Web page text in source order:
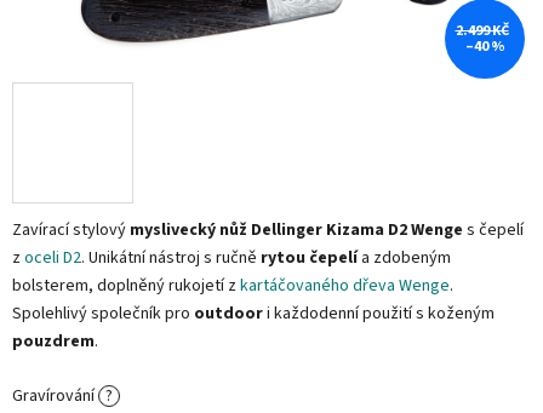
Zavírací stylový myslivecký nůž Dellinger Kizama D2 Wenge s čepelí
zoceli D2. Unikátní nástroj s ručně rytou čepelía zdobeným
bolsterem, doplněný rukojetí zkartáčovaného dřeva Wenge.
Spolehlivý společník pro outdoori každodenní použití s koženým
pouzdrem.
Gravírování ?
2.499 KČ
–40 %